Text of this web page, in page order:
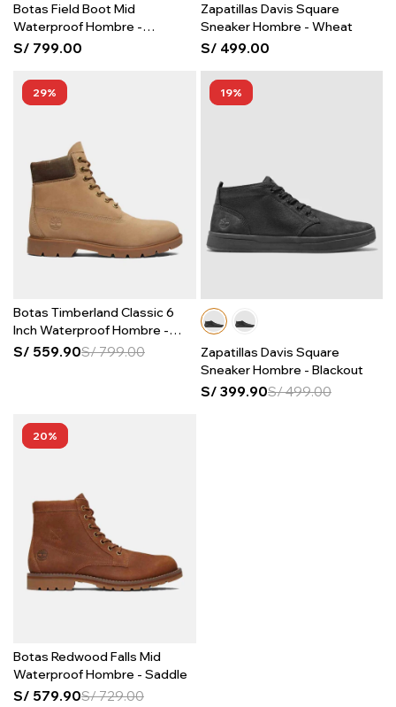
Botas Field Boot Mid
Waterproof Hombre -
Chocolate
S/ 799.00
Zapatillas Davis Square
Sneaker Hombre - Wheat
S/ 499.00
29
Botas Timberland Classic 6
Inch Waterproof Hombre -
Bone
S/ 559.90S/799.00
19
Zapatillas Davis Square
Sneaker Hombre - Blackout
S/ 399.90S/499.00
20
Botas Redwood Falls Mid
Waterproof Hombre - Saddle
S/ 579.90S/729.00